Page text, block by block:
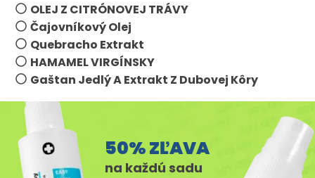
OLEJ Z CITRÓNOVEJ TRÁVY
Čajovníkový Olej
Quebracho Extrakt
HAMAMEL VIRGÍNSKY
Gaštan Jedlý A Extrakt Z Dubovej Kôry
50% ZĽAVA
na každú sadu